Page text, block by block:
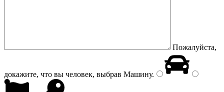
Пожалуйста,
докажите, что вы человек, выбрав Машину.